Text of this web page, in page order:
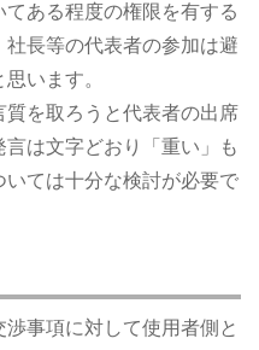
ある程度の権限を有する
長等の代表者の参加は避
います。
を取ろうと代表者の出席
は文字どおり「重い」も
ては十分な検討が必要で
事項に対して使用者側と